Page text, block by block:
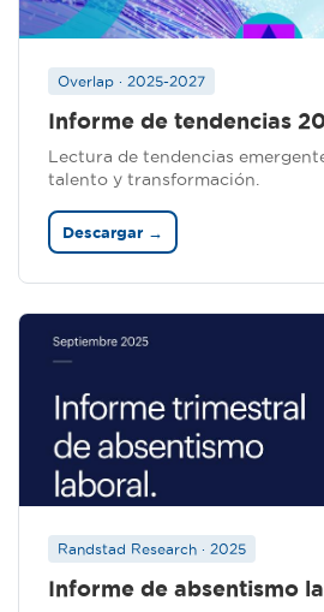
Overlap · 2025-2027
Informe de tendencias
Lectura de tendencias
talento y transformación.
Descargar →
Randstad Research · 2025
Informe de absentismo